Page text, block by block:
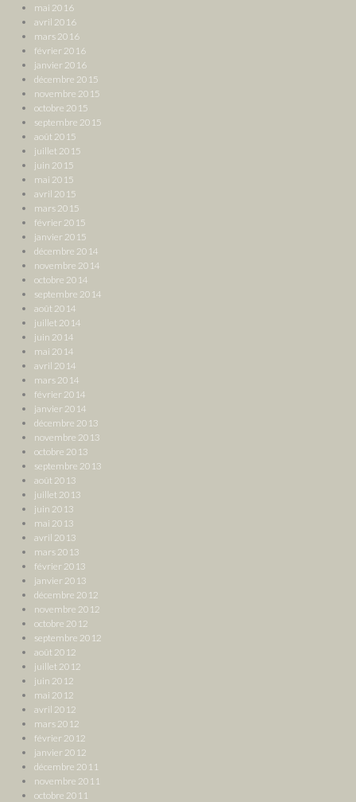
mai 2016
avril 2016
mars 2016
février 2016
janvier 2016
décembre 2015
novembre 2015
octobre 2015
septembre 2015
août 2015
juillet 2015
juin 2015
mai 2015
avril 2015
mars 2015
février 2015
janvier 2015
décembre 2014
novembre 2014
octobre 2014
septembre 2014
août 2014
juillet 2014
juin 2014
mai 2014
avril 2014
mars 2014
février 2014
janvier 2014
décembre 2013
novembre 2013
octobre 2013
septembre 2013
août 2013
juillet 2013
juin 2013
mai 2013
avril 2013
mars 2013
février 2013
janvier 2013
décembre 2012
novembre 2012
octobre 2012
septembre 2012
août 2012
juillet 2012
juin 2012
mai 2012
avril 2012
mars 2012
février 2012
janvier 2012
décembre 2011
novembre 2011
octobre 2011